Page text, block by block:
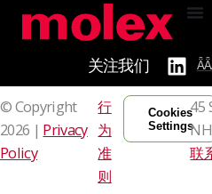
关注我们
© Copyright
2026 | Privacy
Policy
行
为
准
则
Cookies
Settings
45
联